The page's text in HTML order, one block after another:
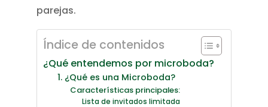
parejas.
Índice de contenidos
¿Qué entendemos por microboda?
1. ¿Qué es una Microboda?
Características principales:
Lista de invitados limitada